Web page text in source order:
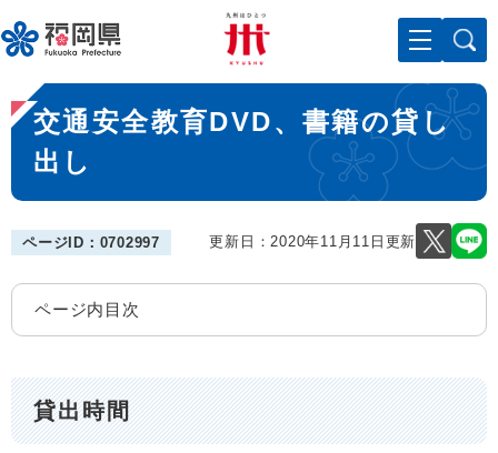
ー
ジ
先
頭
。
メニューを飛ばして本文へ
本
文
交通安全教育DVD、書籍の貸し
出し
ページID：0702997 更新日：2020年11月11日更新
ページ内目次
貸出時間